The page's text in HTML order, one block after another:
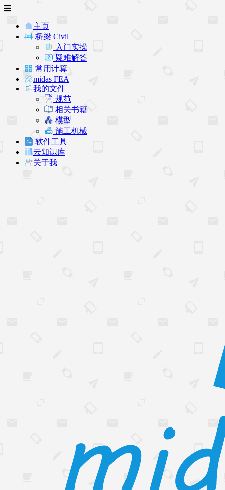
主页
桥梁 Civil
入门实操
疑难解答
常用计算
midas FEA
我的文件
规范
相关书籍
模型
施工机械
软件工具
云知识库
关于我